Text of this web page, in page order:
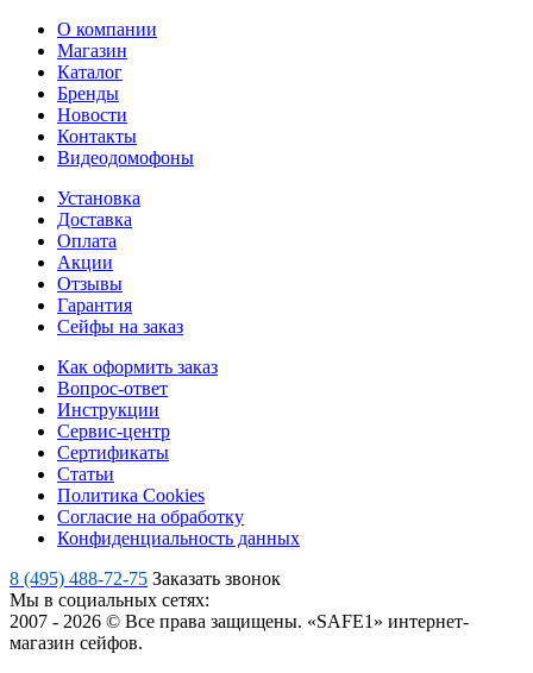
О компании
Магазин
Каталог
Бренды
Новости
Контакты
Видеодомофоны
Установка
Доставка
Оплата
Акции
Отзывы
Гарантия
Сейфы на заказ
Как оформить заказ
Вопрос-ответ
Инструкции
Сервис-центр
Сертификаты
Статьи
Политика Cookies
Согласие на обработку
Конфиденциальность данных
8 (495) 488-72-75 Заказать звонок
Мы в социальных сетях:
2007 - 2026 © Все права защищены. «SAFE1» интернет-
магазин сейфов.